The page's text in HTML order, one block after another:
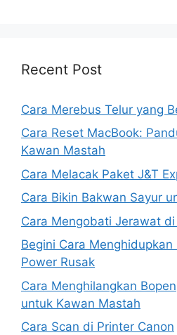
Recent Post
Cara Merebus Telur yang
Cara Reset MacBook:
Kawan Mastah
Cara Melacak Paket J&T
Cara Bikin Bakwan Sayur
Cara Mengobati Jerawat
Begini Cara Menghidupkan
Power Rusak
Cara Menghilangkan
untuk Kawan Mastah
Cara Scan di Printer Canon